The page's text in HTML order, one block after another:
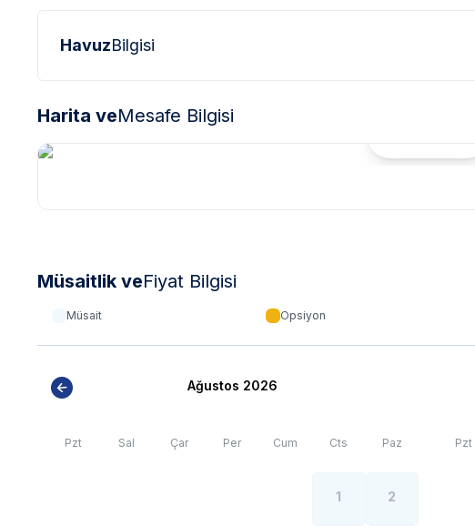
* Fethiye bölgesinde özellikle yaz aylarında yoğun nüfus artışı
HavuzBilgisi
Harita veMesafe Bilgisi
Müsaitlik veFiyat Bilgisi
Müsait Opsiyon
Ağustos 2026
Pzt Sal Çar Per Cum Cts Paz
1 2
Pzt